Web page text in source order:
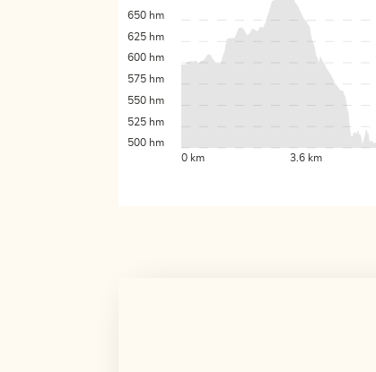
0 km 3.6 km
500 hm
525 hm
550 hm
575 hm
600 hm
625 hm
650 hm